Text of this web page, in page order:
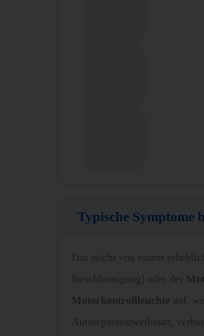
Typische Symptome
Das reicht von einem
Beschleunigung) oder der
Motorkontrollleuchte auf,
Autoreparaturwerkstatt,